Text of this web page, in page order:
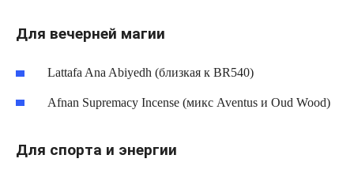
Для вечерней магии
Lattafa Ana Abiyedh (близкая к BR540)
Afnan Supremacy Incense (микс Aventus и Oud Wood)
Для спорта и энергии